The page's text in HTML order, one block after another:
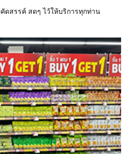
ดสรรค์ สดๆ ไว้ให้บริการทุกท่าน